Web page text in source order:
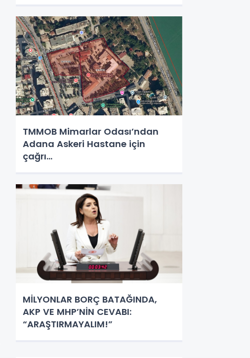
TMMOB Mimarlar Odası’ndan
Adana Askeri Hastane için
çağrı…
MİLYONLAR BORÇ BATAĞINDA,
AKP VE MHP’NİN CEVABI:
“ARAŞTIRMAYALIM!”